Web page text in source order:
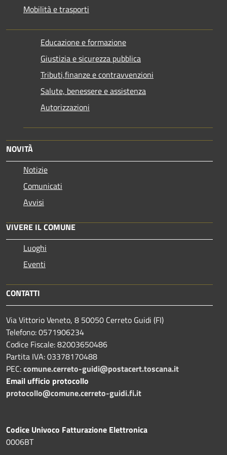
Mobilità e trasporti
Educazione e formazione
Giustizia e sicurezza pubblica
Tributi,finanze e contravvenzioni
Salute, benessere e assistenza
Autorizzazioni
NOVITÀ
Notizie
Comunicati
Avvisi
VIVERE IL COMUNE
Luoghi
Eventi
CONTATTI
Via Vittorio Veneto, 8 50050 Cerreto Guidi (FI)
Telefono: 0571906234
Codice Fiscale: 82003650486
Partita IVA: 03378170488
PEC:comune.cerreto-guidi@postacert.toscana.it
Email ufficio protocollo
protocollo@comune.cerreto-guidi.fi.it
Codice Univoco Fatturazione Elettronica
0006BT